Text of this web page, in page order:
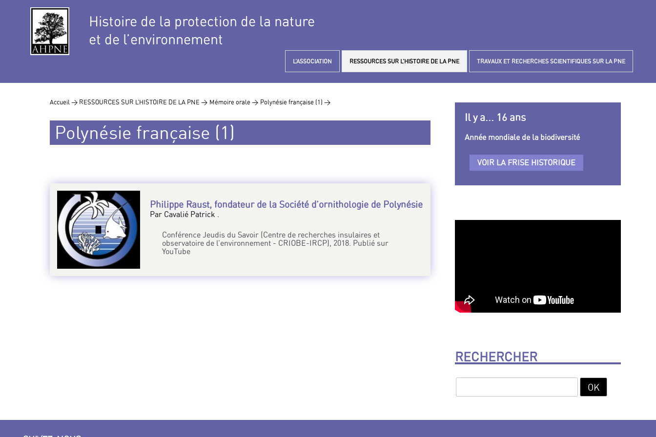
Histoire de la protection de la nature
et de l’environnement
L’ASSOCIATION RESSOURCES SUR L’HISTOIRE DE LA PNE TRAVAUX ET RECHERCHES SCIENTIFIQUES SUR LA PNE
Accueil > RESSOURCES SUR L’HISTOIRE DE LA PNE > Mémoire orale > Polynésie française (1) >
Polynésie française (1)
Philippe Raust, fondateur de la Société d’ornithologie de Polynésie
Par Cavalié Patrick .
Conférence Jeudis du Savoir (Centre de recherches insulaires et
observatoire de l’environnement - CRIOBE-IRCP), 2018. Publié sur
YouTube
Il y a... 16 ans
Année mondiale de la biodiversité
VOIR LA FRISE HISTORIQUE
RECHERCHER